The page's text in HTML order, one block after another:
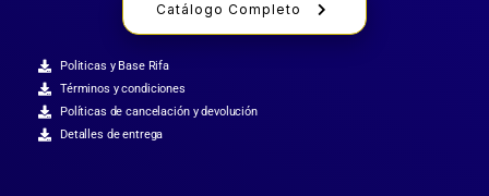
Catálogo Completo
Politicas y Base Rifa
Términos y condiciones
Políticas de cancelación y devolución
Detalles de entrega